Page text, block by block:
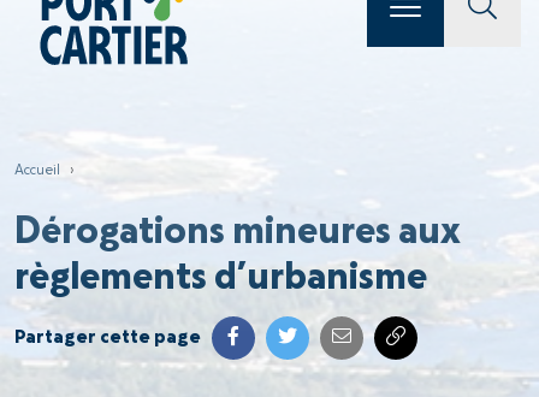
Accueil ›
Dérogations mineures aux
règlements d’urbanisme
Partager cette page